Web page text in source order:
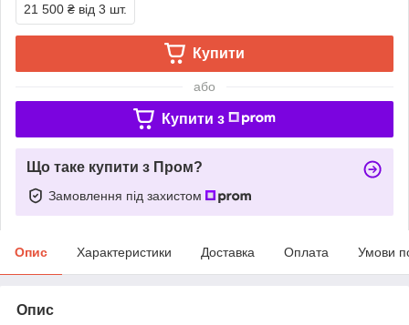
21 500 ₴ від 3 шт.
Купити
або
Купити з
Що таке купити з Пром?
Замовлення під захистом
Опис Характеристики Доставка Оплата Умови
Опис